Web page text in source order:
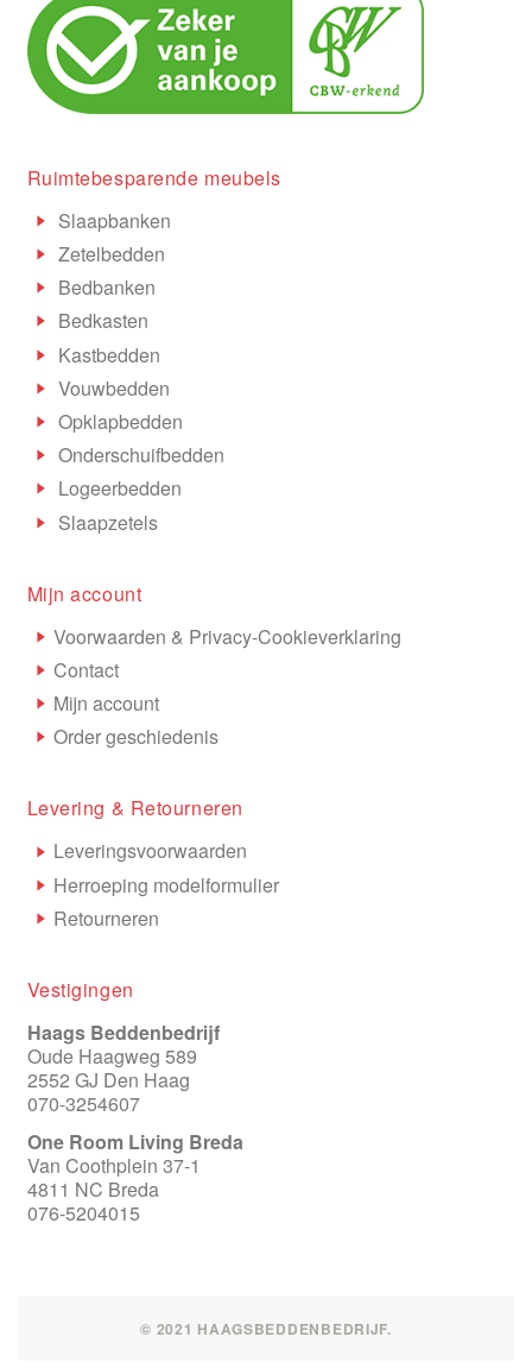
Ruimtebesparende meubels
Slaapbanken
Zetelbedden
Bedbanken
Bedkasten
Kastbedden
Vouwbedden
Opklapbedden
Onderschuifbedden
Logeerbedden
Slaapzetels
Mijn account
Voorwaarden & Privacy-Cookieverklaring
Contact
Mijn account
Order geschiedenis
Levering & Retourneren
Leveringsvoorwaarden
Herroeping modelformulier
Retourneren
Vestigingen
Haags Beddenbedrijf
Oude Haagweg 589
2552 GJ Den Haag
070-3254607
One Room Living Breda
Van Coothplein 37-1
4811 NC Breda
076-5204015
© 2021 HAAGSBEDDENBEDRIJF.